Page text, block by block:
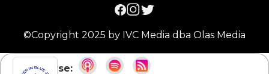
©Copyright 2025 by IVC Media dba Olas Media
Suscribirse: